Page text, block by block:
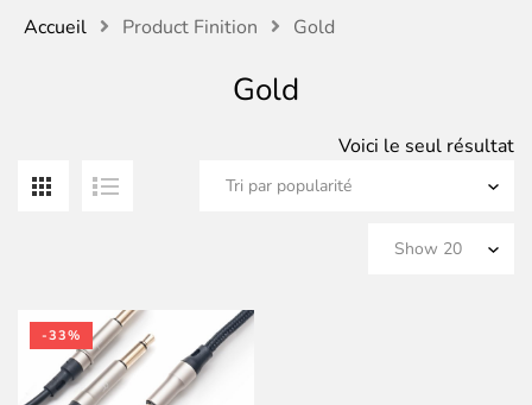
Accueil Product Finition Gold
Gold
Voici le seul résultat
-33%